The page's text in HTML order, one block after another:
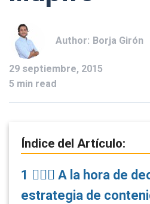
Author: Borja Girón
29 septiembre, 2015
5 min read
Índice del Artículo:
1 🤷🏼‍♂️ A la hora de
estrategia de